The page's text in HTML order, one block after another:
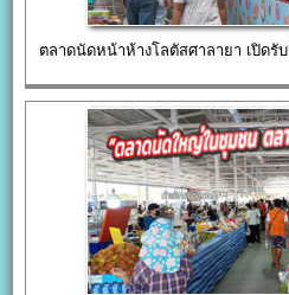
ตลาดนัดหน้าห้างโลตัสศาลายา เปิดรั